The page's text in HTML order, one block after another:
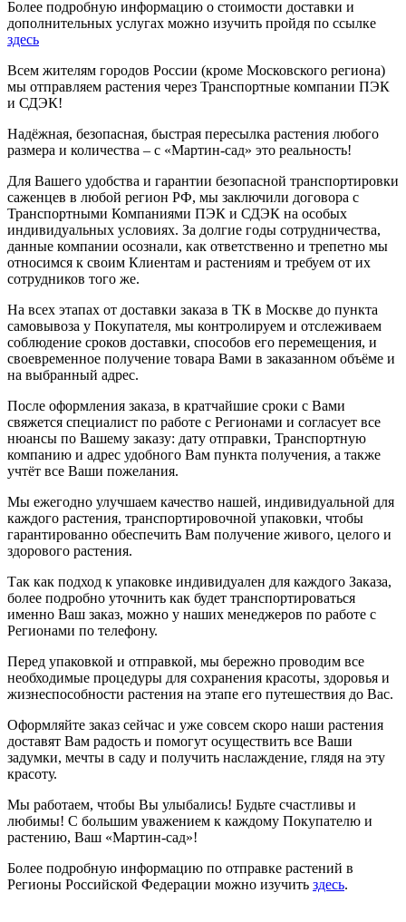
Более подробную информацию о стоимости доставки и
дополнительных услугах можно изучить пройдя по ссылке
здесь
Всем жителям городов России (кроме Московского региона)
мы отправляем растения через Транспортные компании ПЭК
и СДЭК!
Надёжная, безопасная, быстрая пересылка растения любого
размера и количества – с «Мартин-сад» это реальность!
Для Вашего удобства и гарантии безопасной транспортировки
саженцев в любой регион РФ, мы заключили договора с
Транспортными Компаниями ПЭК и СДЭК на особых
индивидуальных условиях. За долгие годы сотрудничества,
данные компании осознали, как ответственно и трепетно мы
относимся к своим Клиентам и растениям и требуем от их
сотрудников того же.
На всех этапах от доставки заказа в ТК в Москве до пункта
самовывоза у Покупателя, мы контролируем и отслеживаем
соблюдение сроков доставки, способов его перемещения, и
своевременное получение товара Вами в заказанном объёме и
на выбранный адрес.
После оформления заказа, в кратчайшие сроки с Вами
свяжется специалист по работе с Регионами и согласует все
нюансы по Вашему заказу: дату отправки, Транспортную
компанию и адрес удобного Вам пункта получения, а также
учтёт все Ваши пожелания.
Мы ежегодно улучшаем качество нашей, индивидуальной для
каждого растения, транспортировочной упаковки, чтобы
гарантированно обеспечить Вам получение живого, целого и
здорового растения.
Так как подход к упаковке индивидуален для каждого Заказа,
более подробно уточнить как будет транспортироваться
именно Ваш заказ, можно у наших менеджеров по работе с
Регионами по телефону.
Перед упаковкой и отправкой, мы бережно проводим все
необходимые процедуры для сохранения красоты, здоровья и
жизнеспособности растения на этапе его путешествия до Вас.
Оформляйте заказ сейчас и уже совсем скоро наши растения
доставят Вам радость и помогут осуществить все Ваши
задумки, мечты в саду и получить наслаждение, глядя на эту
красоту.
Мы работаем, чтобы Вы улыбались! Будьте счастливы и
любимы! С большим уважением к каждому Покупателю и
растению, Ваш «Мартин-сад»!
Более подробную информацию по отправке растений в
Регионы Российской Федерации можно изучить здесь.